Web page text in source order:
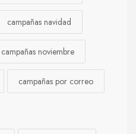
campañas navidad
campañas noviembre
campañas por correo